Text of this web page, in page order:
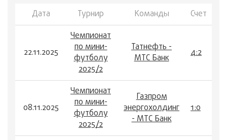
Дата Турнир Команды Счет
22.11.2025
Чемпионат
по мини-
футболу
2025/2
Татнефть -
МТС Банк
4:2
08.11.2025
Чемпионат
по мини-
футболу
2025/2
Газпром
энергохолдинг
- МТС Банк
1:0